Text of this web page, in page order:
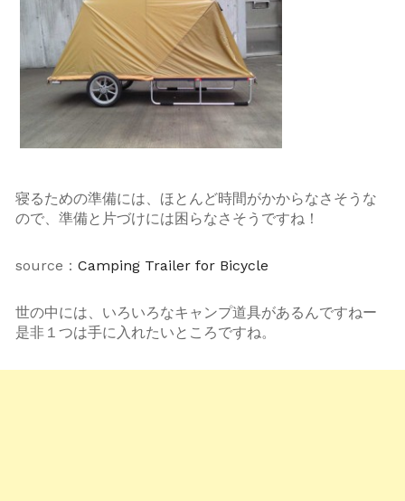
寝るための準備には、ほとんど時間がかからなさそうな
ので、準備と片づけには困らなさそうですね！
source：Camping Trailer for Bicycle
世の中には、いろいろなキャンプ道具があるんですねー
是非１つは手に入れたいところですね。